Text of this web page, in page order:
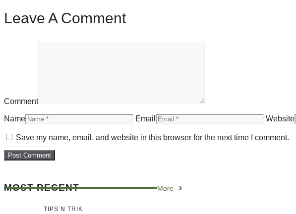
Leave A Comment
Comment
Name Email Website
Save my name, email, and website in this browser for the next time I comment.
MOST RECENT More
TIPS N TRIK